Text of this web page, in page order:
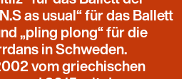
as usual“ für das Ballett
„pling plong“ für die
in Schweden.
vom griechischen